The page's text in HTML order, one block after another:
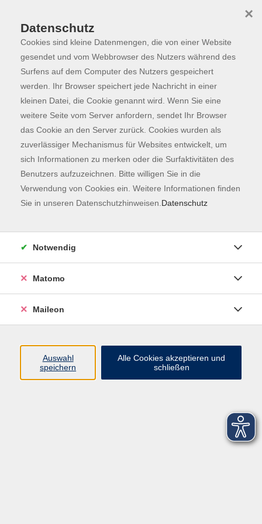
Skip to main content
Programm
Der Kurs konnte nicht gefunden werden.
Kontaktformular
Impressum
AGB
Datenschutzerklärung
Datenschutz
Cookies sind kleine Datenmengen, die von einer Website
gesendet und vom Webbrowser des Nutzers während des
Surfens auf dem Computer des Nutzers gespeichert
werden. Ihr Browser speichert jede Nachricht in einer
kleinen Datei, die Cookie genannt wird. Wenn Sie eine
weitere Seite vom Server anfordern, sendet Ihr Browser
das Cookie an den Server zurück. Cookies wurden als
zuverlässiger Mechanismus für Websites entwickelt, um
sich Informationen zu merken oder die Surfaktivitäten des
Benutzers aufzuzeichnen. Bitte willigen Sie in die
Verwendung von Cookies ein. Weitere Informationen finden
Sie in unseren Datenschutzhinweisen. Datenschutz
×
Notwendig
Matomo
Maileon
Auswahl
speichern
Alle Cookies akzeptieren und
schließen